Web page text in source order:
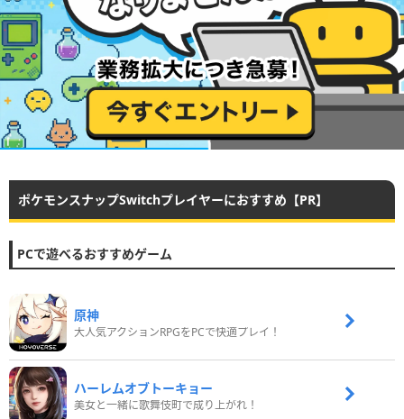
ポケモンスナップSwitchプレイヤーにおすすめ【PR】
PCで遊べるおすすめゲーム
原神
大人気アクションRPGをPCで快適プレイ！
ハーレムオブトーキョー
美女と一緒に歌舞伎町で成り上がれ！